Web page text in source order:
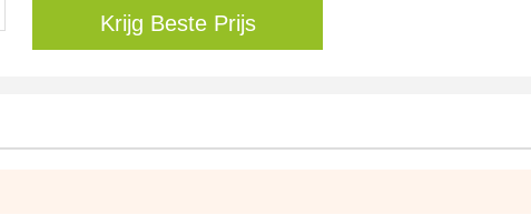
Krijg Beste Prijs